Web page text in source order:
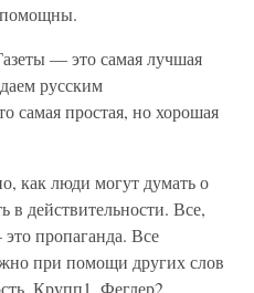
— это самая лучшая
русским
самая простая, но хорошая
как люди могут думать о
в действительности. Все,
пропаганда. Все
при помощи других слов
Крупп1, Феглер2